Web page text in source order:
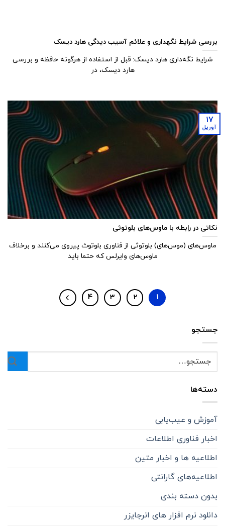
بررسی شرایط نگهداری و علائم آسیب دیدگی هارد دیسک
شرایط نگه‌داری هارد دیسک: قبل از استفاده از هرگونه حافظه و بررسی
هارد دیسک، در
نکاتی در رابطه با ماوس‌های بلوتوثی
ماوس‌های (موس‌های) بلوتوثی از فناوری بلوتوث پیروی می‌کنند و برخلاف
ماوس‌های وایرلس که حتما باید
17
آوریل
1
2
3
4
جستجو
دسته‌ها
آموزش و عیب‌یابی
اخبار فناوری اطلاعات
اطلاعیه ها و اخبار متین
اطلاعیه‌‌های گارانتی
بدون دسته بندی
دانلود نرم افزار های انرجایزر